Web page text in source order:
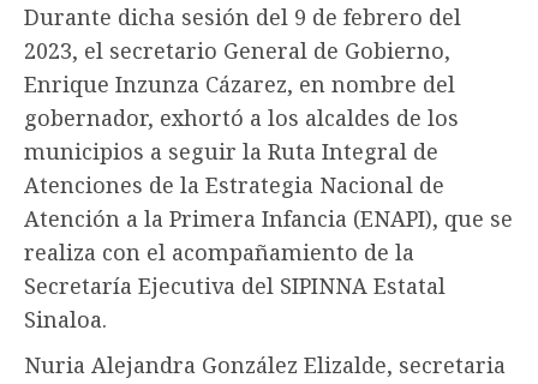
Durante dicha sesión del 9 de febrero del
2023, el secretario General de Gobierno,
Enrique Inzunza Cázarez, en nombre del
gobernador, exhortó a los alcaldes de los
municipios a seguir la Ruta Integral de
Atenciones de la Estrategia Nacional de
Atención a la Primera Infancia (ENAPI), que se
realiza con el acompañamiento de la
Secretaría Ejecutiva del SIPINNA Estatal
Sinaloa.
Nuria Alejandra González Elizalde, secretaria